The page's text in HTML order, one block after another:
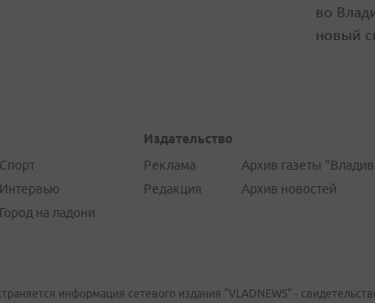
во
новый
Спорт
Интервью
Город на ладони
Издательство
Реклама
Редакция
Архив газеты
Архив новостей
информация сетевого издания "VLADNEWS" -